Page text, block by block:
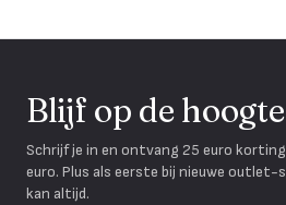
Blijf op de hoogte
Schrijf je in en ontvang 25 euro
euro. Plus als eerste bij nieuwe outlet-
kan altijd.